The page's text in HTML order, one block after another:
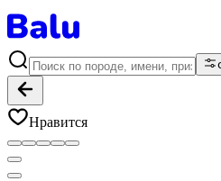
Нравится